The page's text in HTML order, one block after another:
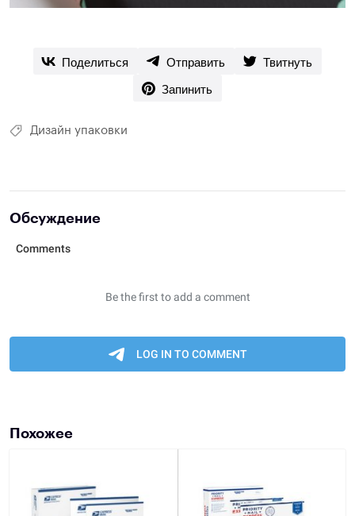
Поделиться Отправить
Твитнуть
Запинить
Дизайн упаковки
Обсуждение
Похожее